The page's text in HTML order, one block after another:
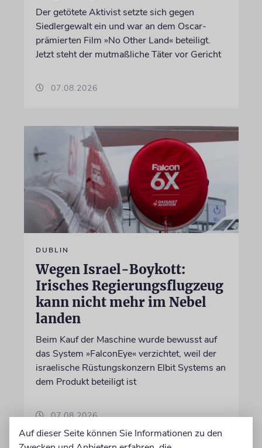
Der getötete Aktivist setzte sich gegen
Siedlergewalt ein und war an dem Oscar-
prämierten Film »No Other Land« beteiligt.
Jetzt steht der mutmaßliche Täter vor Gericht
07.08.2026
DUBLIN
Wegen Israel-Boykott:
Irisches Regierungsflugzeug
kann nicht mehr im Nebel
landen
Beim Kauf der Maschine wurde bewusst auf
das System »FalconEye« verzichtet, weil der
israelische Rüstungskonzern Elbit Systems an
dem Produkt beteiligt ist
07.08.2026
Auf dieser Seite können Sie Informationen zu den